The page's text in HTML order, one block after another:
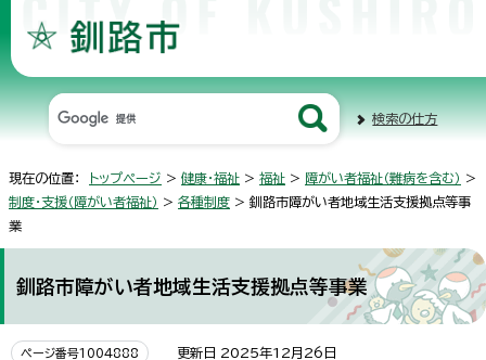
検索の仕方
現在の位置： トップページ > 健康・福祉 > 福祉 > 障がい者福祉（難病を含む） >
制度・支援（障がい者福祉） > 各種制度 > 釧路市障がい者地域生活支援拠点等事
業
釧路市障がい者地域生活支援拠点等事業
ページ番号1004888 更新日 2025年12月26日